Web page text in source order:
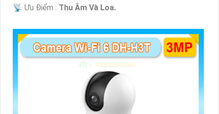
️📡 Ưu Điểm : Thu Âm Và Loa.